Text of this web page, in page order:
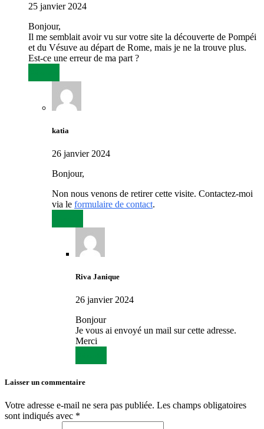
25 janvier 2024
Bonjour,
Il me semblait avoir vu sur votre site la découverte de Pompéi
et du Vésuve au départ de Rome, mais je ne la trouve plus.
Est-ce une erreur de ma part ?
katia
26 janvier 2024
Bonjour,
Non nous venons de retirer cette visite. Contactez-moi
via le formulaire de contact.
Riva Janique
26 janvier 2024
Bonjour
Je vous ai envoyé un mail sur cette adresse.
Merci
Laisser un commentaire
Votre adresse e-mail ne sera pas publiée. Les champs obligatoires
sont indiqués avec *